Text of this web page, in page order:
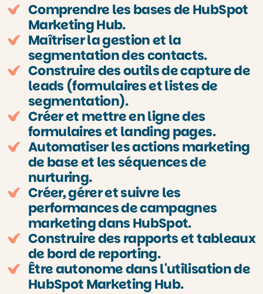
Comprendre les bases de HubSpot
Marketing Hub.
Maîtriser la gestion et la
segmentation des contacts.
Construire des outils de capture de
leads (formulaires et listes de
segmentation).
Créer et mettre en ligne des
formulaires et landing pages.
Automatiser les actions marketing
de base et les séquences de
nurturing.
Créer, gérer et suivre les
performances de campagnes
marketing dans HubSpot.
Construire des rapports et tableaux
de bord de reporting.
Être autonome dans l'utilisation de
HubSpot Marketing Hub.